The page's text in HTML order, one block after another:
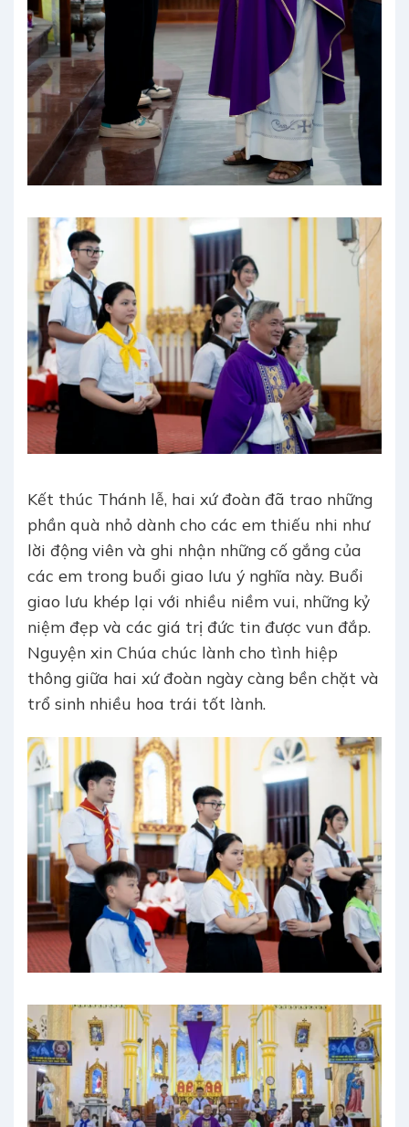
Kết thúc Thánh lễ, hai xứ đoàn đã trao những
phần quà nhỏ dành cho các em thiếu nhi như
lời động viên và ghi nhận những cố gắng của
các em trong buổi giao lưu ý nghĩa này. Buổi
giao lưu khép lại với nhiều niềm vui, những kỷ
niệm đẹp và các giá trị đức tin được vun đắp.
Nguyện xin Chúa chúc lành cho tình hiệp
thông giữa hai xứ đoàn ngày càng bền chặt và
trổ sinh nhiều hoa trái tốt lành.